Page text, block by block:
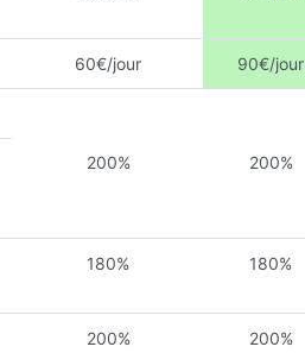
60€/jour 90€/jour
200% 200%
180% 180%
200% 200%